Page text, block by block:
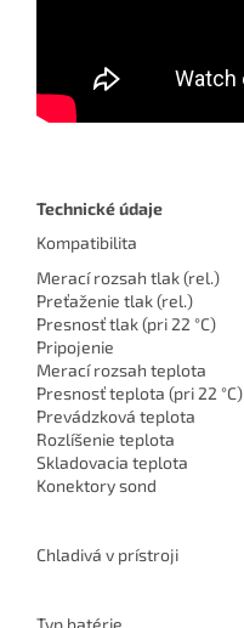
Technické údaje
Kompatibilita
Merací rozsah tlak (rel.)
Preťaženie tlak (rel.)
Presnosť tlak (pri 22 °C)
Pripojenie
Merací rozsah teplota
Presnosť teplota (pri 22 °C)
Prevádzková teplota
Rozlíšenie teplota
Skladovacia teplota
Konektory sond
Chladivá v prístroji